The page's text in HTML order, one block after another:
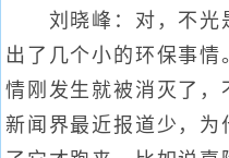
刘晓峰：对，不光
出了几个小的环保事
情刚发生就被消灭了，
新闻界最近报道少，